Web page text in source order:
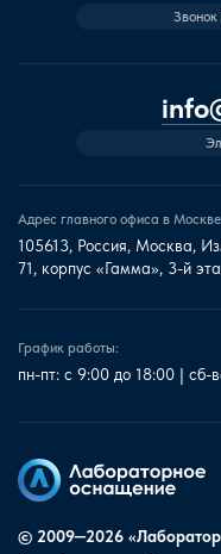
Звонок
Адрес главного офиса в Москве
105613, Россия, Москва,
71, корпус «Гамма», 3-й
График работы:
пн-пт: с 9:00 до 18:00 | сб-
© 2009—2026